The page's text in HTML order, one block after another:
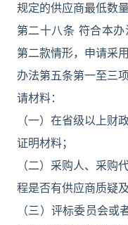
规定的供应商最低数
第二十八条 符合本
第二款情形，申请采
办法第五条第一至三
请材料：
（一）在省级以上财
证明材料；
（二）采购人、采购
程是否有供应商质疑
（三）评标委员会